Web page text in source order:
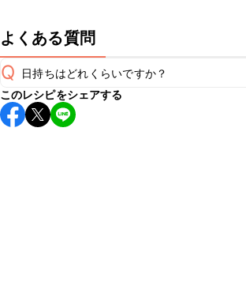
よくある質問
Q 日持ちはどれくらいですか？
こちらのレシピは出来たてをお召し上がりい
すすめします。
このレシピをシェアする